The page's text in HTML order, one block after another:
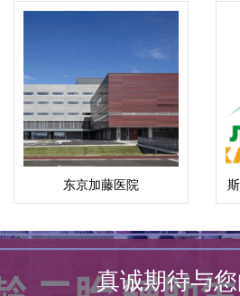
东京加藤医院
真诚期待与